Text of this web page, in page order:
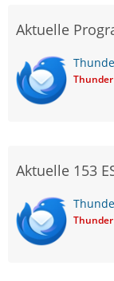
Aktuelle
Thunder
Aktuelle 153
Thunder